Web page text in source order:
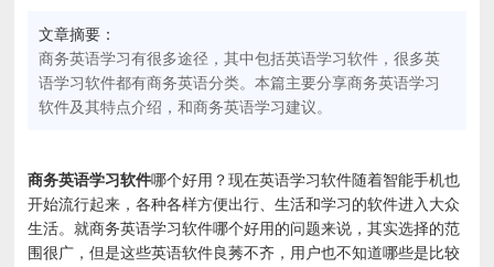
文章摘要：
商务英语学习有很多途径，其中包括英语学习软件，很多英
语学习软件都有商务英语分类。本篇主要分享商务英语学习
软件及其特点介绍，和商务英语学习建议。
商务英语学习软件哪个好用？现在英语学习软件随着智能手机也
开始流行起来，各种各样方便出行、生活和学习的软件进入大众
生活。就商务英语学习软件哪个好用的问题来说，其实选择的范
围很广，但是这些英语软件良莠不齐，用户也不知道哪些是比较